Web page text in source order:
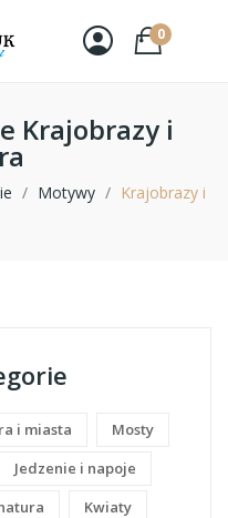
0
Krajobrazy i
Motywy
Krajobrazy i
i miasta
Mosty
Jedzenie i napoje
Kwiaty